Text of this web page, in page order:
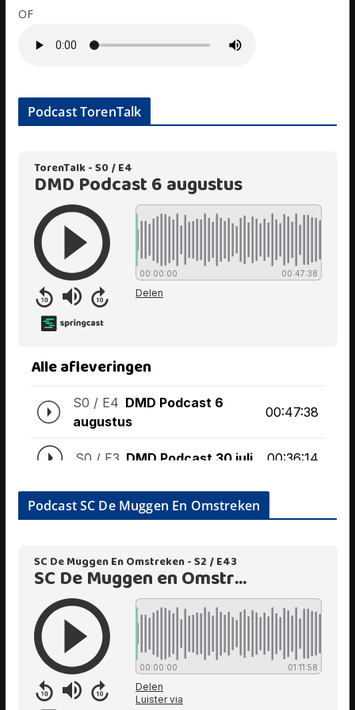
OF
Podcast TorenTalk
Podcast SC De Muggen En Omstreken